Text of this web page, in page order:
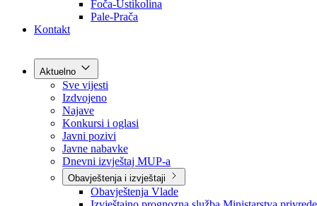
Općine
Kontakt
Aktuelno
Sve vijesti
Izdvojeno
Najave
Konkursi i oglasi
Javni pozivi
Javne nabavke
Dnevni izvještaj MUP-a